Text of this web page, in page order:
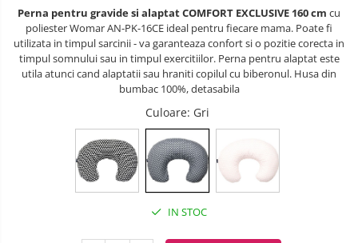
Comode copii
Bariere si protectie laterala pat
Bariere de protectie pat
Costum carnaval copii
Covoare copii
Dulap si cutii depozitare jucarii
Trotinete copii si adulti
Perna pentru gravide si alaptat COMFORT EXCLUSIVE 160 cm cu
poliester Womar AN-PK-16CE ideal pentru fiecare mama. Poate fi
utilizata in timpul sarcinii - va garanteaza confort si o pozitie corecta in
timpul somnului sau in timpul exercitiilor. Perna pentru alaptat este
utila atunci cand alaptatii sau hraniti copilul cu biberonul. Husa din
bumbac 100%, detasabila
Culoare: Gri
IN STOC